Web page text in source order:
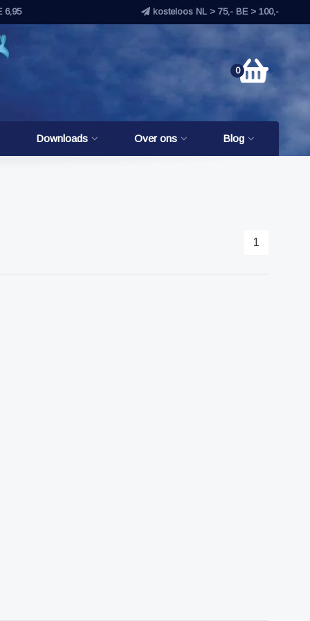
6,95 kosteloos NL > 75,- BE > 100,-
0
Downloads Over ons Blog
1